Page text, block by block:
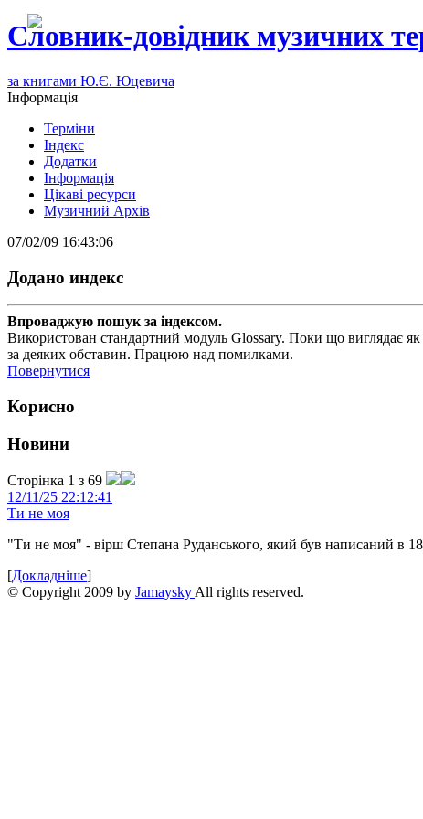
Словник-довідник музичних
за книгами Ю.Є. Юцевича
Інформація
Терміни
Індекс
Додатки
Інформація
Цікаві ресурси
Музичний Архів
07/02/09 16:43:06
Додано индекс
Впроваджую пошук за індексом.
Використован стандартний модуль Glossary. Поки що виглядає
за деяких обставин. Працюю над помилками.
Повернутися
Корисно
Новини
Сторінка 1 з 69
12/11/25 22:12:41
Ти не моя
"Ти не моя" - вірш Степана Руданського, який був написаний в
[Докладніше]
© Copyright 2009 by JamayskyAll rights reserved.